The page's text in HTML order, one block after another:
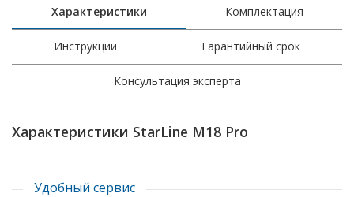
Характеристики Комплектация
Инструкции Гарантийный срок
Консультация эксперта
Характеристики StarLine M18 Pro
Удобный сервис